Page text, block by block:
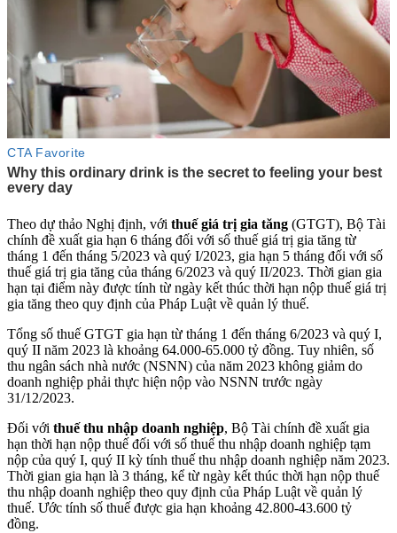
Theo dự thảo Nghị định, với thuế giá trị gia tăng (GTGT), Bộ Tài
chính đề xuất gia hạn 6 tháng đối với số thuế giá trị gia tăng từ
tháng 1 đến tháng 5/2023 và quý I/2023, gia hạn 5 tháng đối với số
thuế giá trị gia tăng của tháng 6/2023 và quý II/2023. Thời gian gia
hạn tại điểm này được tính từ ngày kết thúc thời hạn nộp thuế giá trị
gia tăng theo quy định của Pháp Luật về quản lý thuế.
Tổng số thuế GTGT gia hạn từ tháng 1 đến tháng 6/2023 và quý I,
quý II năm 2023 là khoảng 64.000-65.000 tỷ đồng. Tuy nhiên, số
thu ngân sách nhà nước (NSNN) của năm 2023 không giảm do
doanh nghiệp phải thực hiện nộp vào NSNN trước ngày
31/12/2023.
Đối với thuế thu nhập doanh nghiệp, Bộ Tài chính đề xuất gia
hạn thời hạn nộp thuế đối với số thuế thu nhập doanh nghiệp tạm
nộp củ‌ּa qu‌ּý I, quý II kỳ tính thuế thu nhập doanh nghiệp năm 2023.
Thời gian gia hạn là 3 tháng, kể từ ngày kết thúc thời hạn nộp thuế
thu nhập doanh nghiệp theo quy định của Pháp Luật về quản lý
thuế. Ước tính số thuế được gia hạn khoảng 42.800-43.600 tỷ
đồng.